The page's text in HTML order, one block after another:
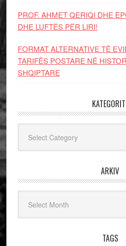
PROF. AHMET QERIQI DHE
DHE LUFTЁS PЁR LIRI!
FORMAT ALTERNATIVE TË
TARIFËS POSTARE NË
SHQIPTARE
ARKIV
TAGS